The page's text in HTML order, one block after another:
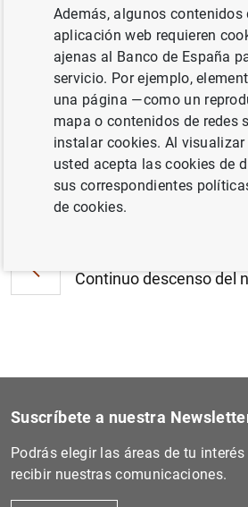
Estado financiero
Eurosistema a 11 de
KB
Continuo descenso del
Estadísticas de
Suscríbete a nuestra
Podrás elegir las áreas de tu
recibir nuestras comunicaciones.
Además, algunos contenidos
aplicación web requieren
ajenas al Banco de España
servicio. Por ejemplo,
una página —como un
mapa o contenidos de redes
instalar cookies. Al
usted acepta las cookies de
sus correspondientes
de cookies.